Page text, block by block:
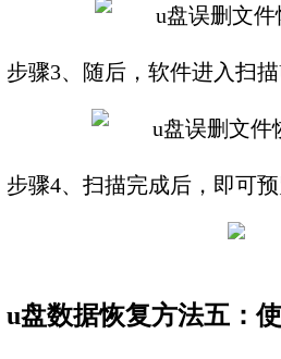
步骤3、随后，软件进入扫描
步骤4、扫描完成后，即可
u盘数据恢复方法五：